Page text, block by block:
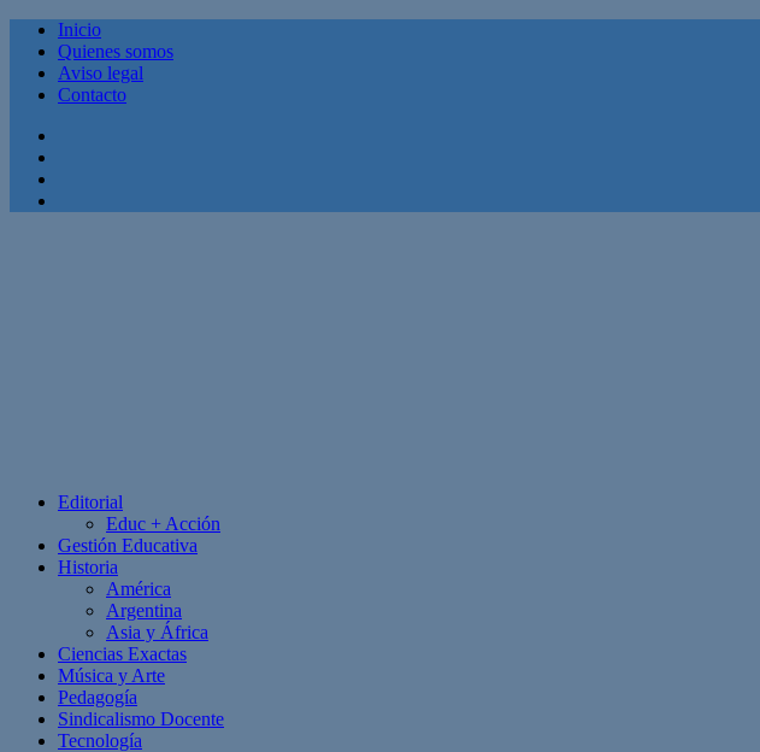
Inicio
Quienes somos
Aviso legal
Contacto
Editorial
Educ + Acción
Gestión Educativa
Historia
América
Argentina
Asia y África
Ciencias Exactas
Música y Arte
Pedagogía
Sindicalismo Docente
Tecnología